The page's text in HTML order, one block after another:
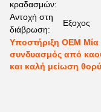
κραδασμών:
Αντοχή στη
διάβρωση:
Εξοχος
Υποστήριξη OEM Μία
συνδυασμός από
και καλή μείωση